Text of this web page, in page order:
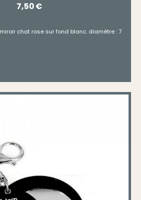
7,50€
chat rose sur fond blanc. diamètre : 7